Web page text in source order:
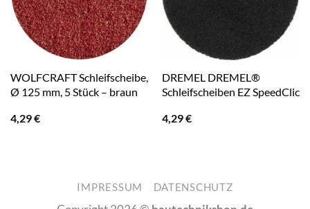
WOLFCRAFT Schleifscheibe,
Ø 125 mm, 5 Stück – braun
4,29€
DREMEL DREMEL®
Schleifscheiben EZ SpeedClic
4,29€
IMPRESSUM DATENSCHUTZ